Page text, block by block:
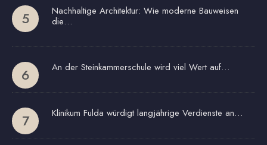
Nachhaltige Architektur: Wie moderne Bauweisen
die…
An der Steinkammerschule wird viel Wert auf…
Klinikum Fulda würdigt langjährige Verdienste an…